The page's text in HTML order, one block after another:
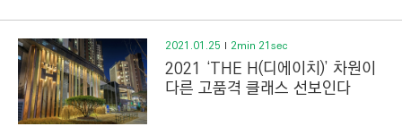
2021.01.25 2min 21sec
2021 ‘THE H(디에이치)’ 차원이
다른 고품격 클래스 선보인다